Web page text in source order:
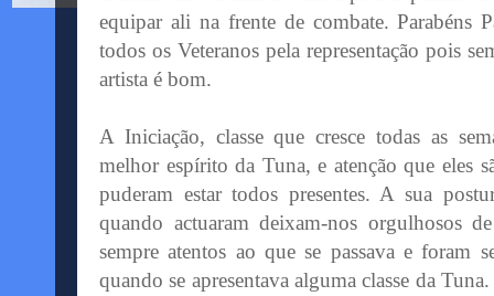
equipar ali na frente de combate. Parabéns
todos os Veteranos pela representação pois
artista é bom.
A Iniciação, classe que cresce todas as
melhor espírito da Tuna, e atenção que eles
puderam estar todos presentes. A sua
quando actuaram deixam-nos orgulhosos
sempre atentos ao que se passava e foram
quando se apresentava alguma classe da